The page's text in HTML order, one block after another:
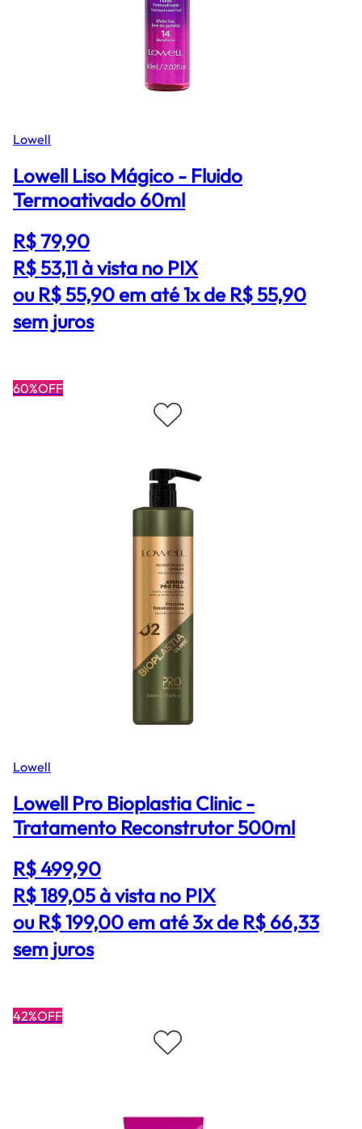
Lowell
Lowell Liso Mágico - Fluido
Termoativado 60ml
R$ 79,90
R$ 53,11à vista no PIX
ou R$ 55,90 em até 1x de R$ 55,90
sem juros
60%OFF
Lowell
Lowell Pro Bioplastia Clinic -
Tratamento Reconstrutor 500ml
R$ 499,90
R$ 189,05à vista no PIX
ou R$ 199,00 em até 3x de R$ 66,33
sem juros
42%OFF